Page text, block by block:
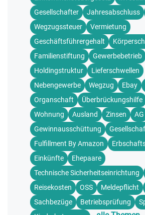
Gesellschafter
Jahresabschluss
Wegzugssteuer
Vermietung
Geschäftsführergehalt
Familienstiftung
Gewerbebetrieb
Holdingstruktur
Lieferschwellen
Nebengewerbe
Wegzug Ebay
Organschaft
Überbrückungshilfe
Wohnung
Ausland Zinsen
AG
Gewinnausschüttung
Fulfillment By Amazon
Einkünfte
Ehepaare
Technische Sicherheitseinrichtung
Reisekosten
OSS Meldepflicht
Sachbezüge
Betriebsprüfung